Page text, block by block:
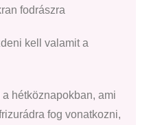
fodrászra
kell valamit a
hétköznapokban, ami
fog vonatkozni,